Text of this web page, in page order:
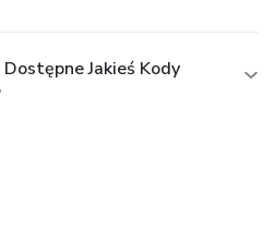
Jakieś Kody